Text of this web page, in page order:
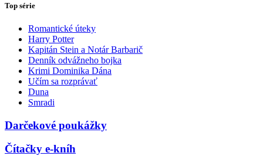
Top série
Romantické úteky
Harry Potter
Kapitán Stein a Notár Barbarič
Denník odvážneho bojka
Krimi Dominika Dána
Učím sa rozprávať
Duna
Smradi
Darčekové poukážky
Čítačky e-kníh